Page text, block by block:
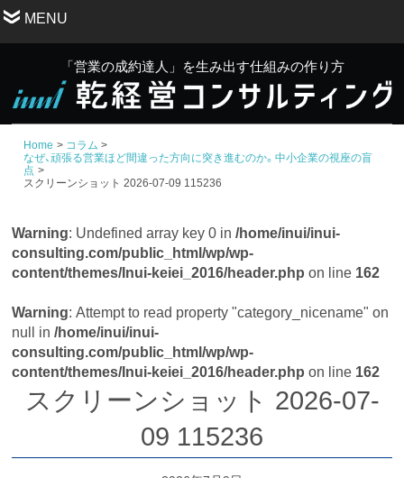
MENU
「営業の成約達人」を生み出す仕組みの作り方
Home
コラム
なぜ、頑張る営業ほど間違った方向に突き進むのか。中小企業の視座の盲
点
スクリーンショット 2026-07-09 115236
Warning : Undefined array key 0 in/home/inui/inui-
consulting.com/public_html/wp/wp-
content/themes/Inui-keiei_2016/header.php on line 162
Warning: Attempt to read property "category_nicename" on
null in/home/inui/inui-
consulting.com/public_html/wp/wp-
content/themes/Inui-keiei_2016/header.php on line 162
スクリーンショット 2026-07-
09 115236